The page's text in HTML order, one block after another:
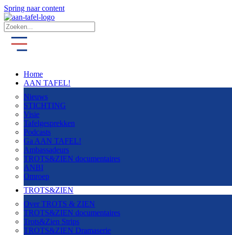
Spring naar content
Home
AAN TAFEL!
Nieuws
STICHTING
Visie
Tafelgesprekken
Podcasts
Ga AAN TAFEL!
Ambassadeurs
TROTS&ZIEN documentaires
ANBI
Omroep
TROTS&ZIEN
Over TROTS & ZIEN
TROTS&ZIEN documentaires
Trots&Zien Strips
TROTS&ZIEN Dramaserie